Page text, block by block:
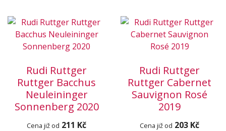
Rudi Ruttger
Ruttger Bacchus
Neuleininger
Sonnenberg 2020
Cena již od 211 Kč
Rudi Ruttger
Ruttger Cabernet
Sauvignon Rosé
2019
Cena již od 203 Kč